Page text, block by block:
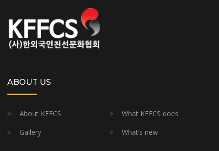
ABOUT US
About KFFCS
What KFFCS does
Gallery
What’s new